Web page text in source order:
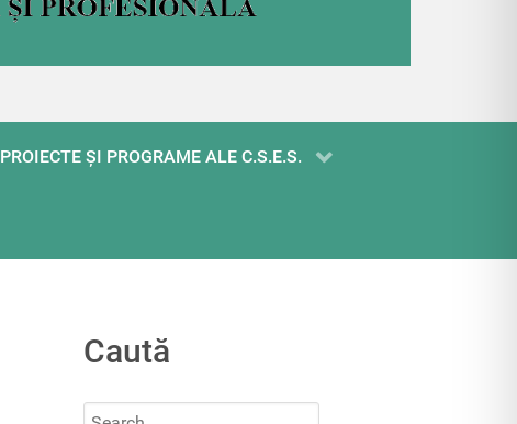
PROIECTE ŞI PROGRAME ALE C.S.E.S.
Caută
Search